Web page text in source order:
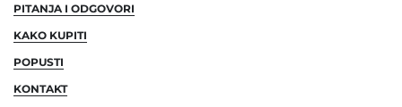
PITANJA I ODGOVORI
KAKO KUPITI
POPUSTI
KONTAKT